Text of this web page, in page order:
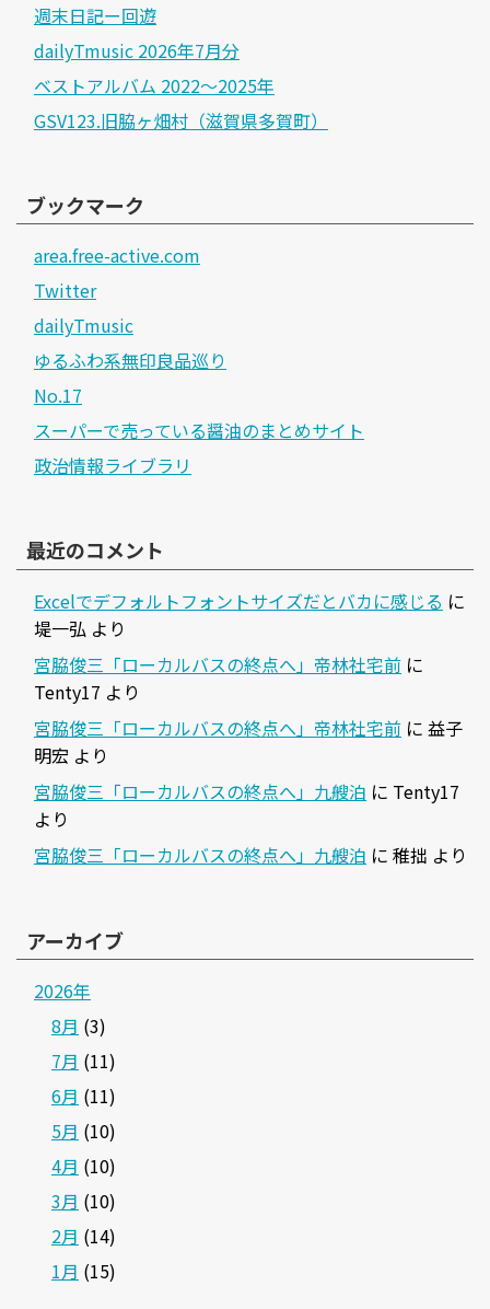
週末日記ー回遊
dailyTmusic 2026年7月分
ベストアルバム 2022～2025年
GSV123.旧脇ヶ畑村（滋賀県多賀町）
ブックマーク
area.free-active.com
Twitter
dailyTmusic
ゆるふわ系無印良品巡り
No.17
スーパーで売っている醤油のまとめサイト
政治情報ライブラリ
最近のコメント
Excelでデフォルトフォントサイズだとバカに感じる に
堤一弘 より
宮脇俊三「ローカルバスの終点へ」帝林社宅前 に
Tenty17 より
宮脇俊三「ローカルバスの終点へ」帝林社宅前 に 益子
明宏 より
宮脇俊三「ローカルバスの終点へ」九艘泊 に Tenty17
より
宮脇俊三「ローカルバスの終点へ」九艘泊 に 稚拙 より
アーカイブ
2026年
8月 (3)
7月 (11)
6月 (11)
5月 (10)
4月 (10)
3月 (10)
2月 (14)
1月 (15)